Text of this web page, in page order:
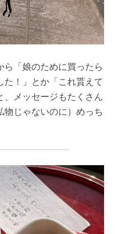
ら「娘のために買ったら
た！」とか「これ貰えて
、メッセージもたくさん
物じゃないのに）めっち